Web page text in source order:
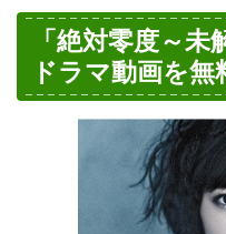
「絶対零度～未
ドラマ動画を無